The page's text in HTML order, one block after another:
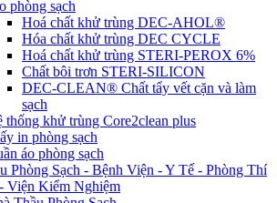
phòng sạch
Hoá chất khử trùng DEC-AHOL®
Hóa chất khử trùng DEC CYCLE
Hoá chất khử trùng STERI-PEROX 6%
Chất bôi trơn STERI-SILICON
DEC-CLEAN® Chất tẩy vết cặn và làm
sạch
thống khử trùng Core2clean plus
in phòng sạch
áo phòng sạch
Phòng Sạch - Bệnh Viện - Y Tế - Phòng Thí
Viện Kiểm Nghiệm